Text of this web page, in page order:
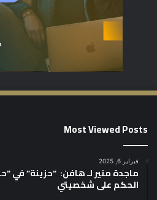
Most Viewed Posts
فبراير 6, 2025
ماجدة منير لـ هافن: “حزينة” في
الحكم على شخصيتي